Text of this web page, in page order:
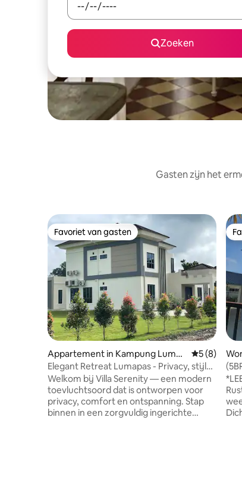
Zoeken
Gasten zijn het
Favoriet van gasten
Favoriet van gasten
Appartement in Kampung Lumap
as
5 (8)
Elegant Retreat Lumapas - Privacy, stijl
en comfort
Welkom bij Villa Serenity — een modern
toevluchtsoord dat is ontworpen voor
privacy, comfort en ontspanning. Stap
binnen in een zorgvuldig ingerichte
Dicht